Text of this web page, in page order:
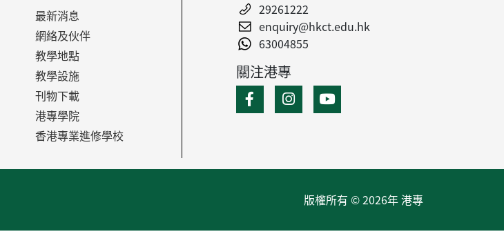
最新消息
網絡及伙伴
教學地點
教學設施
刊物下載
港專學院
香港專業進修學校
29261222
enquiry@hkct.edu.hk
63004855
關注港專
版權所有 © 2026年 港專